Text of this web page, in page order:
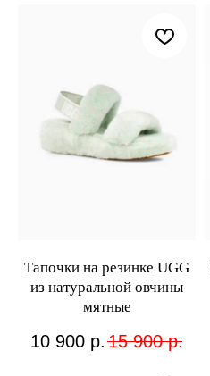
Тапочки на резинке UGG
из натуральной овчины
мятные
10 900 р. 15 900 р.